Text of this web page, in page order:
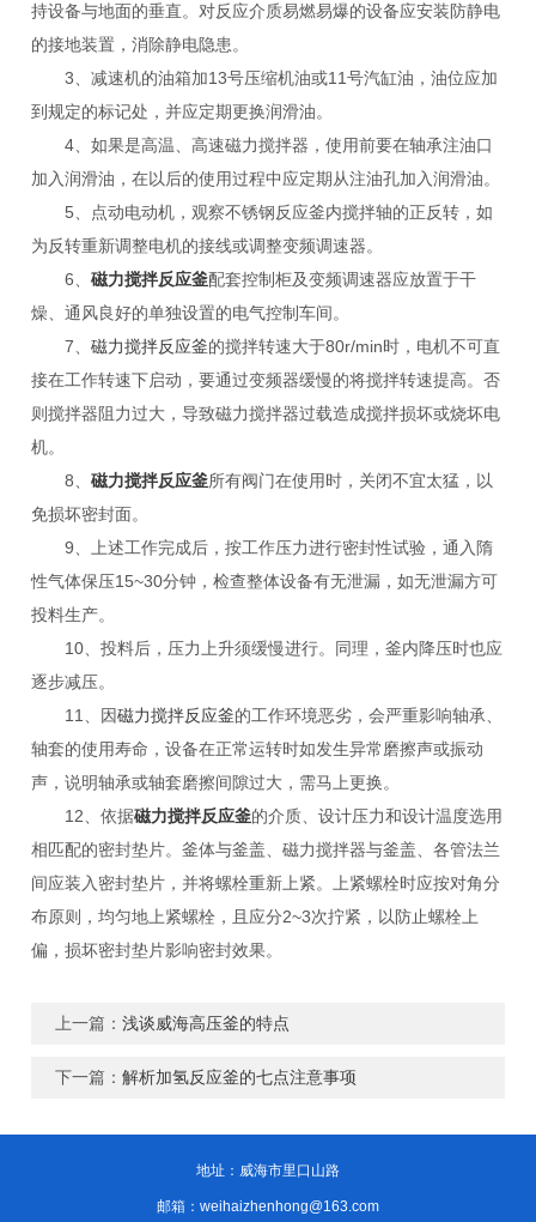
持设备与地面的垂直。对反应介质易燃易爆的设备应安装防静电
的接地装置，消除静电隐患。
3、减速机的油箱加13号压缩机油或11号汽缸油，油位应加
到规定的标记处，并应定期更换润滑油。
4、如果是高温、高速磁力搅拌器，使用前要在轴承注油口
加入润滑油，在以后的使用过程中应定期从注油孔加入润滑油。
5、点动电动机，观察不锈钢反应釜内搅拌轴的正反转，如
为反转重新调整电机的接线或调整变频调速器。
6、磁力搅拌反应釜配套控制柜及变频调速器应放置于干
燥、通风良好的单独设置的电气控制车间。
7、磁力搅拌反应釜的搅拌转速大于80r/min时，电机不可直
接在工作转速下启动，要通过变频器缓慢的将搅拌转速提高。否
则搅拌器阻力过大，导致磁力搅拌器过载造成搅拌损坏或烧坏电
机。
8、磁力搅拌反应釜所有阀门在使用时，关闭不宜太猛，以
免损坏密封面。
9、上述工作完成后，按工作压力进行密封性试验，通入隋
性气体保压15~30分钟，检查整体设备有无泄漏，如无泄漏方可
投料生产。
10、投料后，压力上升须缓慢进行。同理，釜内降压时也应
逐步减压。
11、因磁力搅拌反应釜的工作环境恶劣，会严重影响轴承、
轴套的使用寿命，设备在正常运转时如发生异常磨擦声或振动
声，说明轴承或轴套磨擦间隙过大，需马上更换。
12、依据磁力搅拌反应釜的介质、设计压力和设计温度选用
相匹配的密封垫片。釜体与釜盖、磁力搅拌器与釜盖、各管法兰
间应装入密封垫片，并将螺栓重新上紧。上紧螺栓时应按对角分
布原则，均匀地上紧螺栓，且应分2~3次拧紧，以防止螺栓上
偏，损坏密封垫片影响密封效果。
上一篇：浅谈威海高压釜的特点
下一篇：解析加氢反应釜的七点注意事项
地址：威海市里口山路
邮箱：weihaizhenhong@163.com